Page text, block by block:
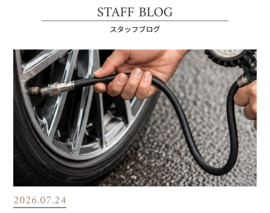
STAFF BLOG
スタッフブログ
2026.07.24